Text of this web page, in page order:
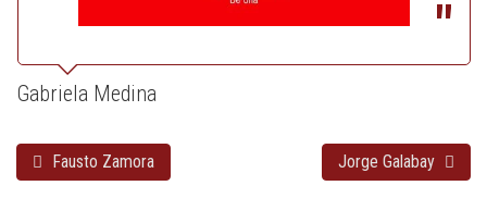
Gabriela Medina
Fausto Zamora Jorge Galabay